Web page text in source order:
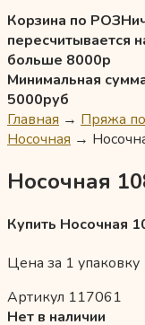
Корзина по
пересчитывается
больше 8000р
Минимальная
5000руб
Главная → Пряжа
Носочная →
Носочная
Купить Носочная
Цена за 1 упаковку
Артикул 117061
Нет в наличии